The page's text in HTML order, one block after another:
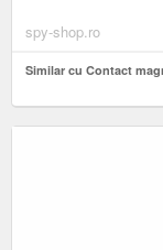
spy-shop.ro
Similar cu Contact